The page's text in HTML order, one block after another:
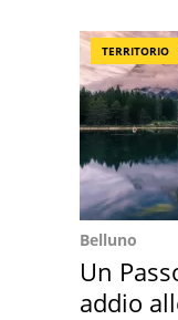
TERRITORIO
Belluno
Un
addio